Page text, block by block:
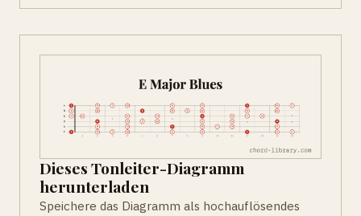
Dieses Tonleiter-Diagramm
herunterladen
Speichere das Diagramm als hochauflösendes